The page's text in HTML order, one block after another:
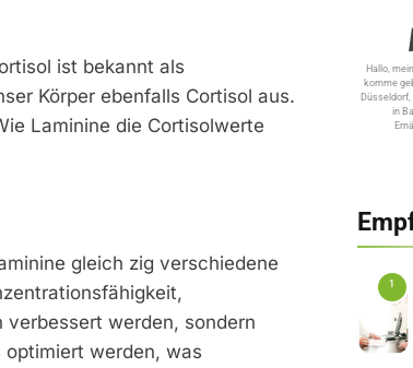
ist bekannt als
Körper ebenfalls Cortisol aus.
Laminine die Cortisolwerte
gleich zig verschiedene
verbessert werden, sondern
werden, was
Hallo,
komme
in
1
FITNESS